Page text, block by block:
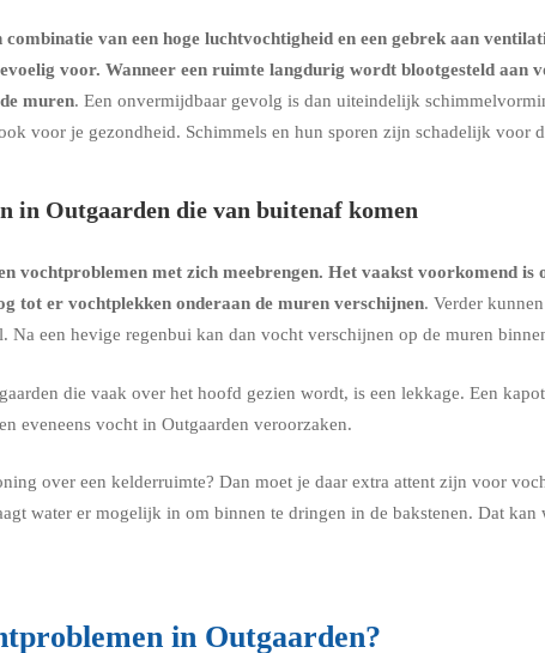
van een hoge luchtvochtigheid en een gebrek aan
voor. Wanneer een ruimte langdurig wordt blootgesteld
muren. Een onvermijdbaar gevolg is dan uiteindelijk
voor je gezondheid. Schimmels en hun sporen zijn schadelijk
in Outgaarden die van buitenaf komen
vochtproblemen met zich meebrengen. Het vaakst voorkomend is
tot er vochtplekken onderaan de muren verschijnen. Verder
Na een hevige regenbui kan dan vocht verschijnen op de muren
die vaak over het hoofd gezien wordt, is een lekkage. Een
eveneens vocht in Outgaarden veroorzaken.
over een kelderruimte? Dan moet je daar extra attent zijn voor
water er mogelijk in om binnen te dringen in de bakstenen. Dat
in Outgaarden?